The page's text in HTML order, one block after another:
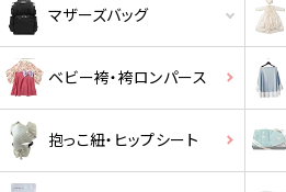
マザーズバッグ
ベビー袴・袴ロンパース
抱っこ紐・ヒップシート